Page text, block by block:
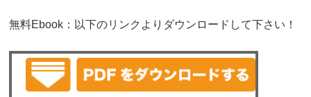
無料Ebook：以下のリンクよりダウンロードして下さい！